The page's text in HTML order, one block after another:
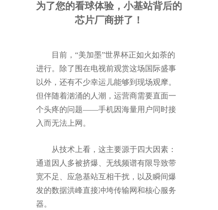
为了您的看球体验，小基站背后的
芯片厂商拼了！
目前， “美加墨”世界杯正如火如荼的
进行。
除了围在电视前观赏这场国际盛事
以外，还有不少幸运儿能够到现场观摩。
但伴随着汹涌的人潮，运营商需要直面一
个头疼的问题——手机因海量用户同时接
入而无法上网。
从技术上看，这主要源于四大因素：
通道因人多被挤爆、无线频谱有限导致带
宽不足、应急基站互相干扰，以及瞬间爆
发的数据洪峰直接冲垮传输网和核心服务
器。